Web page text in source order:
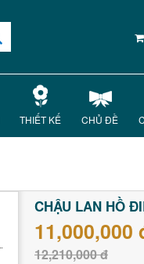
THIẾT KẾ CHỦ ĐỀ
CHẬU LAN HỒ
11,000,000
12,210,000 đ